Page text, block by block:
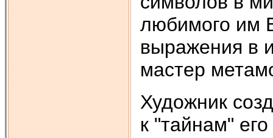
любимого им
выражения в
мастер
Художник
к "тайнам"